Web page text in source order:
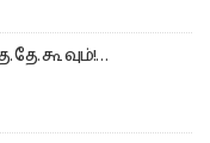
தே. கூ வும்!…